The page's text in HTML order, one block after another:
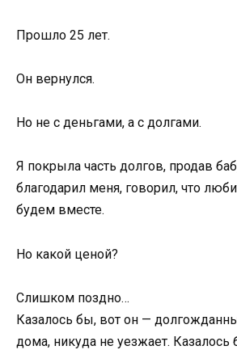
Прошло 25 лет.
Он вернулся.
Но не с деньгами, а с долгами.
Я покрыла часть долгов, продав
благодарил меня, говорил, что
будем вместе.
Но какой ценой?
Слишком поздно…
Казалось бы, вот он —
дома, никуда не уезжает.